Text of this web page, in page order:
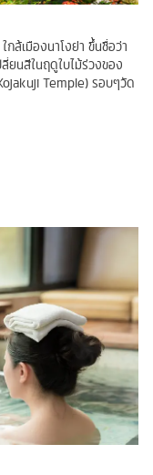
กล้เมืองนาโงย่า ขึ้นชื่อว่า
ยนสีในฤดูใบไม้ร่วงของ
Temple) รอบๆวัด